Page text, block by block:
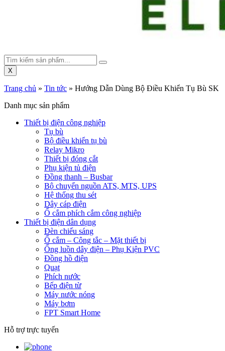
X
Trang chủ » Tin tức » Hướng Dẫn Dùng Bộ Điều Khiển Tụ Bù SK
Danh mục sản phẩm
Thiết bị điện công nghiệp
Tụ bù
Bộ điều khiển tụ bù
Relay Mikro
Thiết bị đóng cắt
Phụ kiện tủ điện
Đồng thanh – Busbar
Bộ chuyển nguồn ATS, MTS, UPS
Hệ thống thu sét
Dây cáp điện
Ổ cắm phích cắm công nghiệp
Thiết bị điện dân dụng
Đèn chiếu sáng
Ổ cắm – Công tắc – Mặt thiết bị
Ống luồn dây điện – Phụ Kiện PVC
Đồng hồ điện
Quạt
Phích nước
Bếp điện từ
Máy nước nóng
Máy bơm
FPT Smart Home
Hỗ trợ trực tuyến